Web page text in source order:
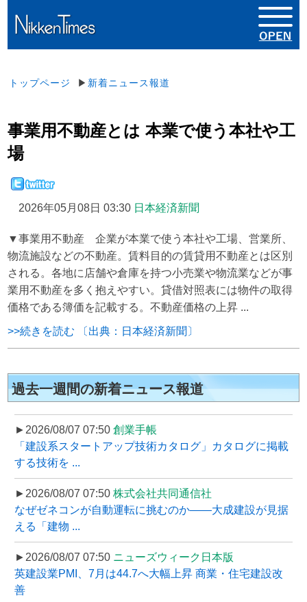
トップページ ▶ 新着ニュース報道
事業用不動産とは 本業で使う本社や工
場
2026年05月08日 03:30 日本経済新聞
▼事業用不動産 企業が本業で使う本社や工場、営業所、
物流施設などの不動産。賃料目的の賃貸用不動産とは区別
される。各地に店舗や倉庫を持つ小売業や物流業などが事
業用不動産を多く抱えやすい。貸借対照表には物件の取得
価格である簿価を記載する。不動産価格の上昇 ...
>>続きを読む 〔出典：日本経済新聞〕
過去一週間の新着ニュース報道
►2026/08/07 07:50 創業手帳
「建設系スタートアップ技術カタログ」カタログに掲載
する技術を ...
►2026/08/07 07:50 株式会社共同通信社
なぜゼネコンが自動運転に挑むのか――大成建設が見据
える「建物 ...
►2026/08/07 07:50 ニューズウィーク日本版
英建設業PMI、7月は44.7へ大幅上昇 商業・住宅建設改
善